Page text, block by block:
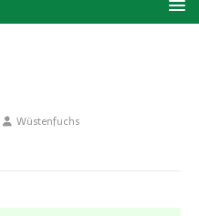
Wüstenfuchs